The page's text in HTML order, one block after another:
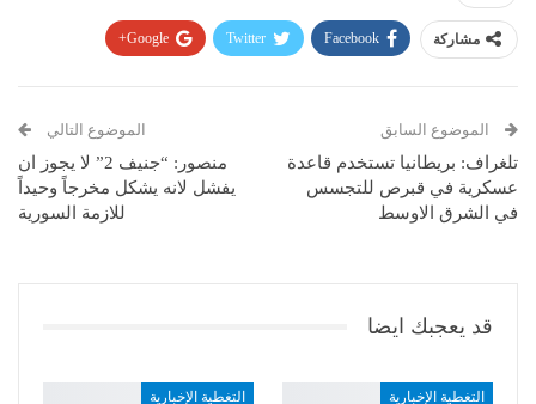
مشاركة Facebook
Twitter
Google+
البريد الإلكتروني
الموضوع السابق
تلغراف: بريطانيا تستخدم قاعدة
عسكرية في قبرص للتجسس
في الشرق الاوسط
الموضوع التالي
منصور: “جنيف 2” لا يجوز ان
يفشل لانه يشكل مخرجاً وحيداً
للازمة السورية
قد يعجبك ايضا
التغطية الإخبارية التغطية الإخبارية